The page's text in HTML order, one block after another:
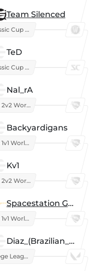
Team Silenced
Blizzard Classic Cup 2026
TeD
Blizzard Classic Cup 2026
Nal_rA
RLCS 2026 - 2v2 World Championship
Backyardigans
RLCS 2026 - 1v1 World Championship
Kv1
RLCS 2026 - 2v2 World Championship
Spacestation Gaming
RLCS 2026 - 1v1 World Championship
Diaz_(Brazilian_Player)
PlayVS College League 2025: Fall